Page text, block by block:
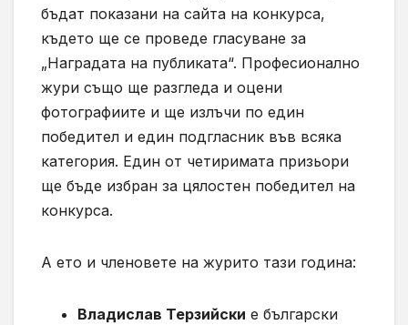
бъдат показани на сайта на конкурса,
където ще се проведе гласуване за
„Наградата на публиката“. Професионално
жури също ще разгледа и оцени
фотографиите и ще излъчи по един
победител и един подгласник във всяка
категория. Един от четиримата призьори
ще бъде избран за цялостен победител на
конкурса.
А ето и членовете на журито тази година:
Владислав Терзийски е български